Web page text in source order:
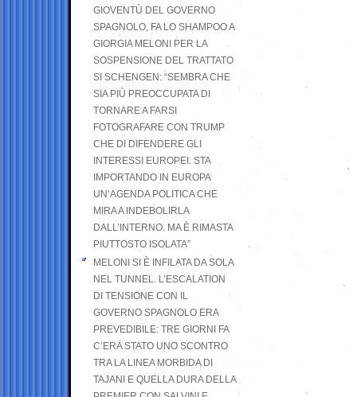
GIOVENTÙ DEL GOVERNO
SPAGNOLO, FA LO SHAMPOO A
GIORGIA MELONI PER LA
SOSPENSIONE DEL TRATTATO
SI SCHENGEN: “SEMBRA CHE
SIA PIÙ PREOCCUPATA DI
TORNARE A FARSI
FOTOGRAFARE CON TRUMP
CHE DI DIFENDERE GLI
INTERESSI EUROPEI. STA
IMPORTANDO IN EUROPA
UN’AGENDA POLITICA CHE
MIRA A INDEBOLIRLA
DALL’INTERNO. MA È RIMASTA
PIUTTOSTO ISOLATA”
MELONI SI È INFILATA DA SOLA
NEL TUNNEL. L’ESCALATION
DI TENSIONE CON IL
GOVERNO SPAGNOLO ERA
PREVEDIBILE: TRE GIORNI FA
C’ERA STATO UNO SCONTRO
TRA LA LINEA MORBIDA DI
TAJANI E QUELLA DURA DELLA